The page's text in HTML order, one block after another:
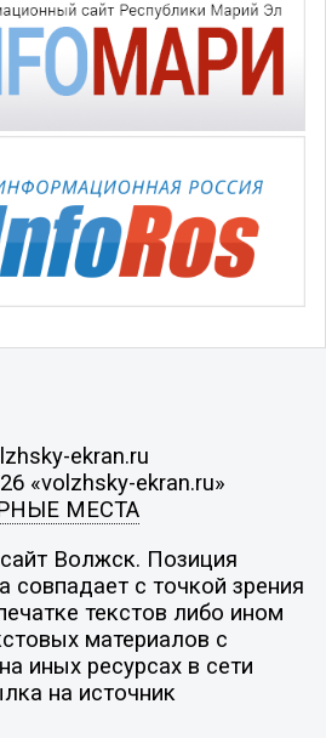
ekran.ru
«volzhsky-ekran.ru»
МЕСТА
Волжск. Позиция
совпадает с точкой зрения
текстов либо ином
материалов с
иных ресурсах в сети
на источник